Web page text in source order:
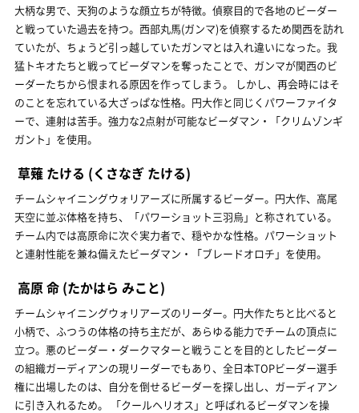
大柄な男で、天狗のような顔立ちが特徴。偵察目的で各地のビーダー
と戦っていた過去を持つ。西部丸馬(ガンマ)を偵察するため関西を訪れ
ていたが、ちょうど引っ越していたガンマとは入れ違いになった。我
猛トキオたちと戦ってビーダマンを奪ったことで、ガンマが関西のビ
ーダーたちから恨まれる原因を作ってしまう。 しかし、再会時にはそ
のことを忘れている大ざっぱな性格。円大作と同じくパワーファイタ
ーで、連射は苦手。強力な2点射が可能なビーダマン・「クリムゾンギ
ガント」を使用。
草薙 たける (くさなぎ たける)
チームシャイニングウォリアーズに所属するビーダー。円大作、高尾
天空に並ぶ体格を持ち、「パワーショット三羽烏」と称されている。
チーム内では高原命に次ぐ実力者で、穏やかな性格。パワーショット
と連射性能を兼ね備えたビーダマン・「ブレードオロチ」を使用。
高原 命 (たかはら みこと)
チームシャイニングウォリアーズのリーダー。円大作たちと比べると
小柄で、ふつうの体格の持ち主だが、あらゆる能力でチームの頂点に
立つ。悪のビーダー・ダークマターと戦うことを目的としたビーダー
の組織ガーディアンの現リーダーでもあり、全日本TOPビーダー選手
権に出場したのは、自分を倒せるビーダーを探し出し、ガーディアン
に引き入れるため。 「クールヘリオス」と呼ばれるビーダマンを操